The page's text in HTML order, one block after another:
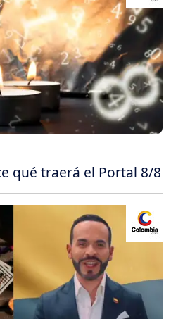
qué traerá el Portal 8/8